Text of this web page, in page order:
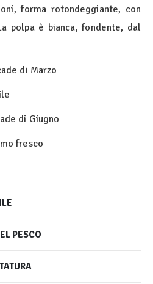
forma rotondeggiante, con
polpa è bianca, fondente, dal
di Marzo
di Giugno
fresco
PESCO